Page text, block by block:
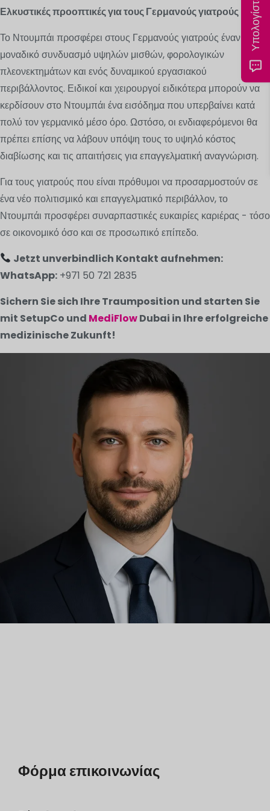
Ελκυστικές προοπτικές για τους Γερμανούς γιατρούς
Το Ντουμπάι προσφέρει στους Γερμανούς γιατρούς έναν
μοναδικό συνδυασμό υψηλών μισθών, φορολογικών
πλεονεκτημάτων και ενός δυναμικού εργασιακού
περιβάλλοντος. Ειδικοί και χειρουργοί ειδικότερα μπορούν να
κερδίσουν στο Ντουμπάι ένα εισόδημα που υπερβαίνει κατά
πολύ τον γερμανικό μέσο όρο. Ωστόσο, οι ενδιαφερόμενοι θα
πρέπει επίσης να λάβουν υπόψη τους το υψηλό κόστος
διαβίωσης και τις απαιτήσεις για επαγγελματική αναγνώριση.
Για τους γιατρούς που είναι πρόθυμοι να προσαρμοστούν σε
ένα νέο πολιτισμικό και επαγγελματικό περιβάλλον, το
Ντουμπάι προσφέρει συναρπαστικές ευκαιρίες καριέρας - τόσο
σε οικονομικό όσο και σε προσωπικό επίπεδο.
Jetzt unverbindlich Kontakt aufnehmen:
WhatsApp: +971 50 721 2835
Sichern Sie sich Ihre Traumposition und starten Sie
mit SetupCo und MediFlowDubai in Ihre erfolgreiche
medizinische Zukunft!
Φόρμα επικοινωνίας